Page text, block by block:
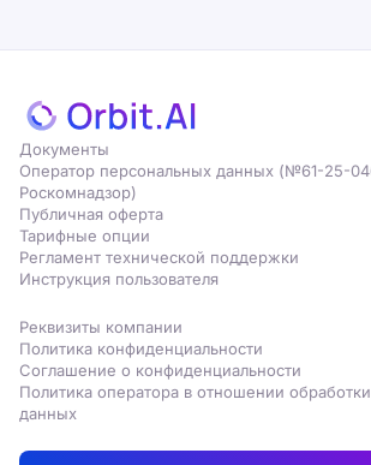
Документы
Оператор персональных данных (№61-25-
Роскомнадзор)
Публичная оферта
Тарифные опции
Регламент технической поддержки
Инструкция пользователя
Реквизиты компании
Политика конфиденциальности
Соглашение о конфиденциальности
Политика оператора в отношении
данных